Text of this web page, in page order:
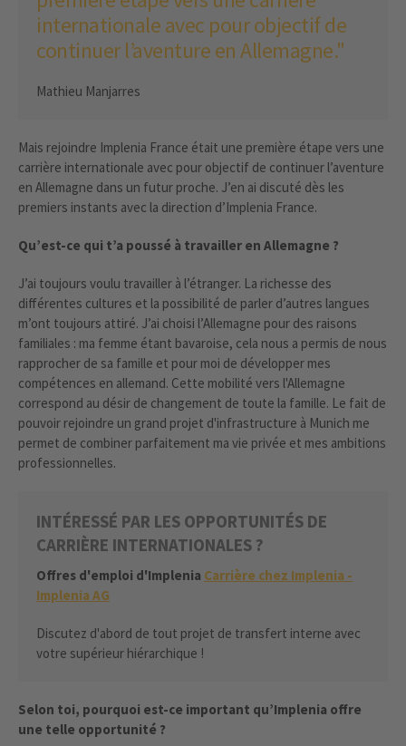
internationale avec pour objectif de
continuer l’aventure en Allemagne."
Mathieu Manjarres
Mais rejoindre Implenia France était une première étape vers une
carrière internationale avec pour objectif de continuer l’aventure
en Allemagne dans un futur proche. J’en ai discuté dès les
premiers instants avec la direction d’Implenia France.
Qu’est-ce qui t’a poussé à travailler en Allemagne ?
J’ai toujours voulu travailler à l’étranger. La richesse des
différentes cultures et la possibilité de parler d’autres langues
m’ont toujours attiré. J’ai choisi l’Allemagne pour des raisons
familiales : ma femme étant bavaroise, cela nous a permis de nous
rapprocher de sa famille et pour moi de développer mes
compétences en allemand. Cette mobilité vers l'Allemagne
correspond au désir de changement de toute la famille. Le fait de
pouvoir rejoindre un grand projet d'infrastructure à Munich me
permet de combiner parfaitement ma vie privée et mes ambitions
professionnelles.
INTÉRESSÉ PAR LES OPPORTUNITÉS DE
CARRIÈRE INTERNATIONALES ?
Offres d'emploi d'Implenia Carrière chez Implenia -
Implenia AG
Discutez d'abord de tout projet de transfert interne avec
votre supérieur hiérarchique !
Selon toi, pourquoi est-ce important qu’Implenia offre
une telle opportunité ?